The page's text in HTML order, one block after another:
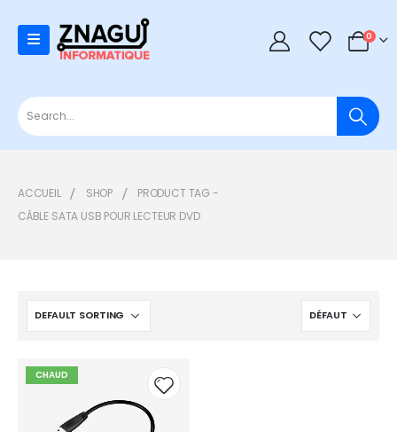
0 0
ACCUEIL SHOP
PRODUCT TAG -
CÂBLE SATA USB POUR LECTEUR DVD
CHAUD
Add to